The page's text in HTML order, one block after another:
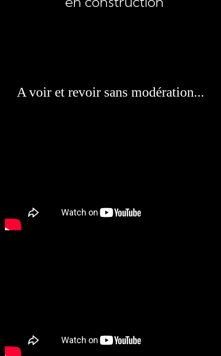
A voir et revoir sans modération...